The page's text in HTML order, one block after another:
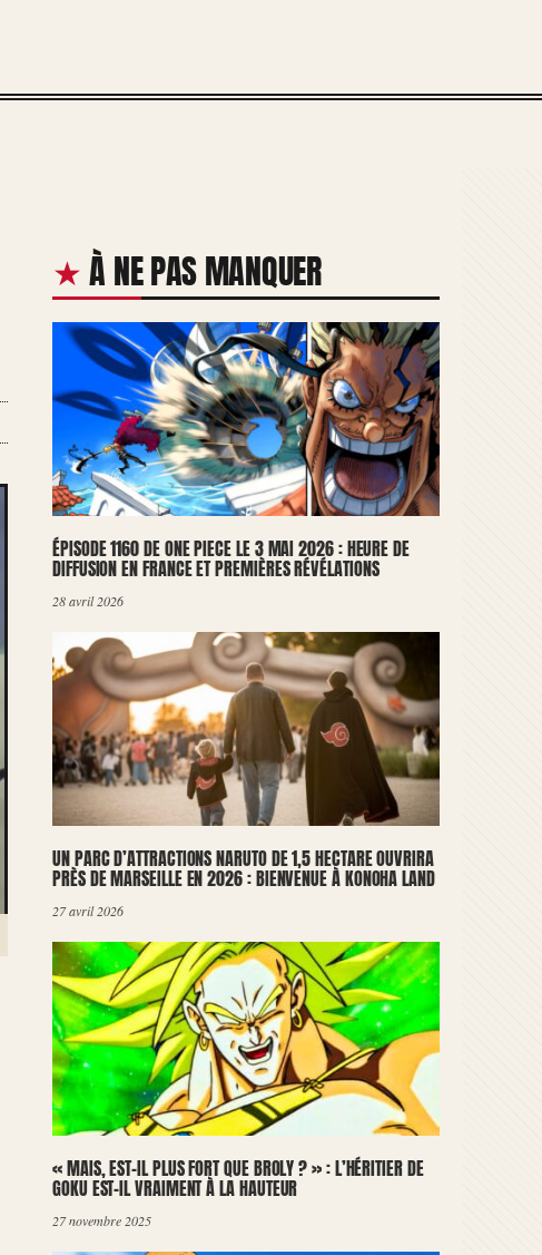
À NE PAS MANQUER
ÉPISODE 1160 DE ONE PIECE LE 3 MAI 2026 : HEURE DE
DIFFUSION EN FRANCE ET PREMIÈRES RÉVÉLATIONS
28 avril 2026
UN PARC D’ATTRACTIONS NARUTO DE 1,5 HECTARE OUVRIRA
PRÈS DE MARSEILLE EN 2026 : BIENVENUE À KONOHA LAND
27 avril 2026
« MAIS, EST-IL PLUS FORT QUE BROLY ? » : L’HÉRITIER DE
GOKU EST-IL VRAIMENT À LA HAUTEUR
27 novembre 2025